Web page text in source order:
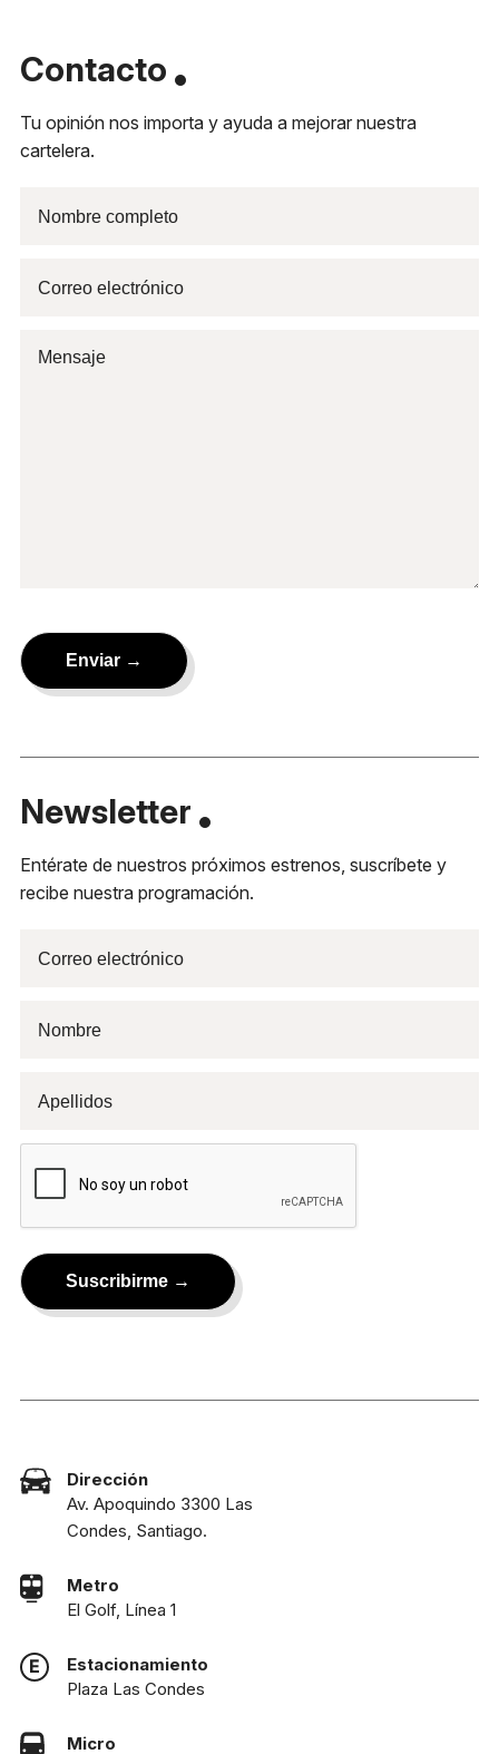
Contacto
Tu opinión nos importa y ayuda a mejorar nuestra
cartelera.
Newsletter
Entérate de nuestros próximos estrenos, suscríbete y
recibe nuestra programación.
Dirección
Av. Apoquindo 3300 Las
Condes, Santiago.
Metro
El Golf, Línea 1
Estacionamiento
Plaza Las Condes
Micro